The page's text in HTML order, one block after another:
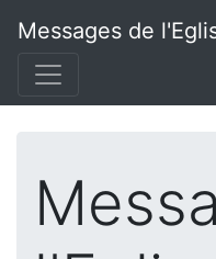
Messages de